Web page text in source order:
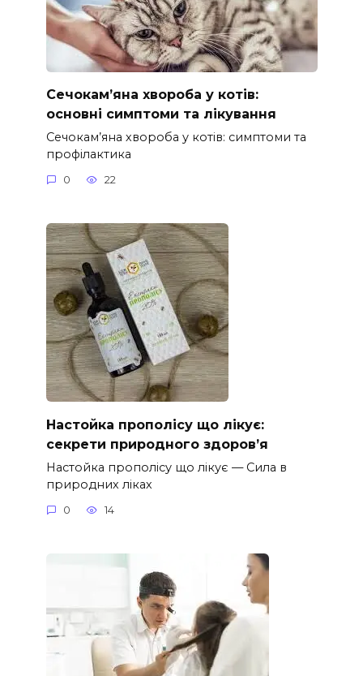
Сечокам’яна хвороба у котів:
основні симптоми та лікування
Сечокам’яна хвороба у котів: симптоми та
профілактика
0 22
Настойка прополісу що лікує:
секрети природного здоров’я
Настойка прополісу що лікує — Сила в
природних ліках
0 14